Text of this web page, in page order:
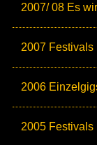
2007/ 08 Es
2007 Festivals
2006
2005 Festivals